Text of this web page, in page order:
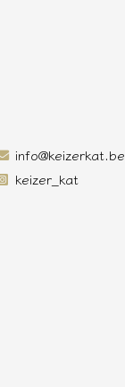
info@keizerkat.be
keizer_kat